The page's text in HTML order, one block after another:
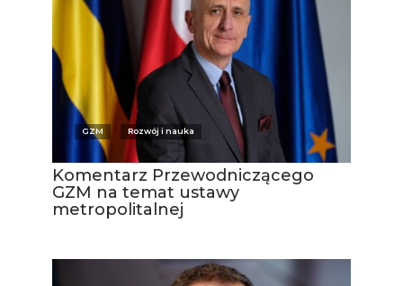
GZM Rozwój i nauka
Komentarz Przewodniczącego
GZM na temat ustawy
metropolitalnej